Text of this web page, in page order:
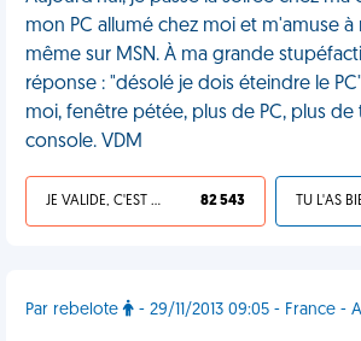
mon PC allumé chez moi et m'amuse à
même sur MSN. À ma grande
réponse : "désolé je dois éteindre le
moi, fenêtre pétée, plus de PC, plus de
console. VDM
JE VALIDE, C'EST UNE VDM 82 543
Par rebelote - 29/11/2013 09:05 - France -